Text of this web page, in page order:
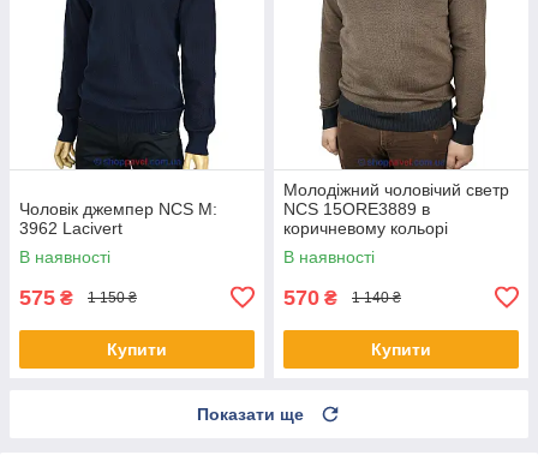
Чоловік джемпер NCS M:
3962 Lacivert
В наявності
575 ₴ 1 150 ₴
Купити
Молодіжний чоловічий светр
NCS 15ORE3889 в
коричневому кольорі
В наявності
570 ₴ 1 140 ₴
Купити
Показати ще